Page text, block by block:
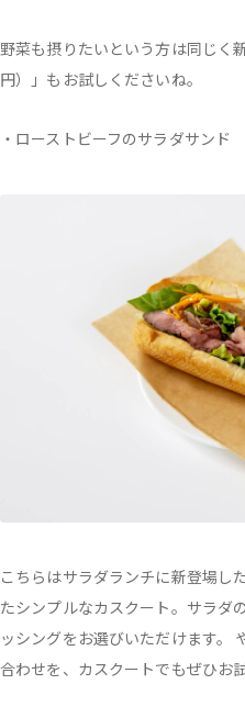
野菜も摂りたいという方は同じく
円）」もお試しくださいね。
・ローストビーフのサラダサンド
こちらはサラダランチに新登場し
たシンプルなカスクート。サラダ
ッシングをお選びいただけます。
合わせを、カスクートでもぜひお